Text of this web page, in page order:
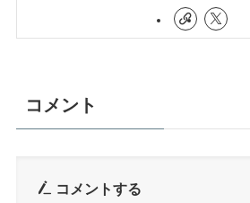
コメント
コメントする